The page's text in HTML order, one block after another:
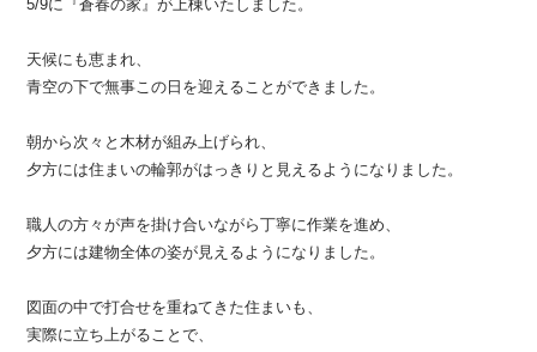
5/9に『蒼春の家』が上棟いたしました。
天候にも恵まれ、
青空の下で無事この日を迎えることができました。
朝から次々と木材が組み上げられ、
夕方には住まいの輪郭がはっきりと見えるようになりました。
職人の方々が声を掛け合いながら丁寧に作業を進め、
夕方には建物全体の姿が見えるようになりました。
図面の中で打合せを重ねてきた住まいも、
実際に立ち上がることで、